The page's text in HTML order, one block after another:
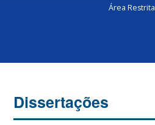
Área Restrita
Dissertações